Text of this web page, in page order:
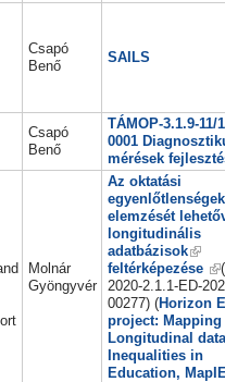
Csapó
Benő
SAILS
Csapó
Benő
TÁMOP-3.1.9-11/
0001
mérések
Molnár
Gyöngyvér
Az oktatási
egyenlőtlenségek
elemzését
longitudinális
adatbázisok
feltérképezése
2020-2.1.1-ED-
00277) (Horizon
project: Mapping
Longitudinal
Inequalities in
Education, MapIE